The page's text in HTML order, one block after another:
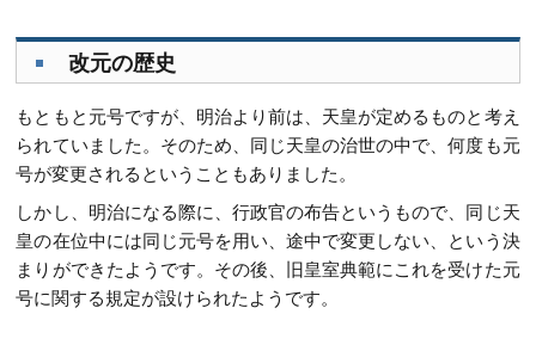
改元の歴史
もともと元号ですが、明治より前は、天皇が定めるものと考え
られていました。そのため、同じ天皇の治世の中で、何度も元
号が変更されるということもありました。
しかし、明治になる際に、行政官の布告というもので、同じ天
皇の在位中には同じ元号を用い、途中で変更しない、という決
まりができたようです。その後、旧皇室典範にこれを受けた元
号に関する規定が設けられたようです。